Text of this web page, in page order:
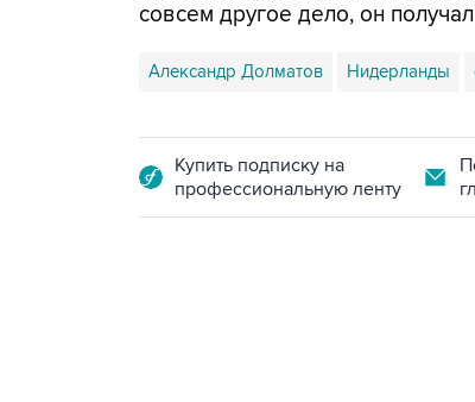
совсем другое дело, он
Александр Долматов Нидерланды
Купить подписку на
профессиональную ленту